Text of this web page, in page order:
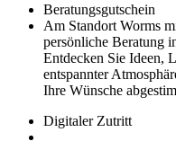
Beratungsgutschein
Am Standort Worms
persönliche Beratung
Entdecken Sie Ideen,
entspannter
Ihre Wünsche
Digitaler Zutritt